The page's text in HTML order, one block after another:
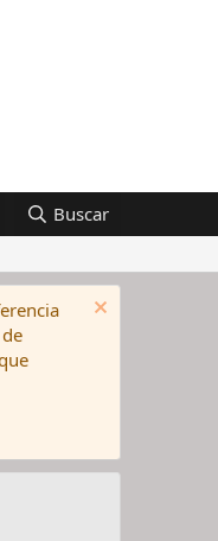
Buscar